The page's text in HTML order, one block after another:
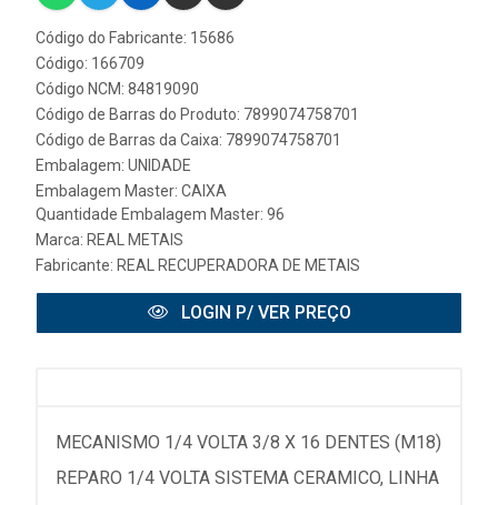
Código do Fabricante: 15686
Código: 166709
Código NCM: 84819090
Código de Barras do Produto: 7899074758701
Código de Barras da Caixa: 7899074758701
Embalagem: UNIDADE
Embalagem Master: CAIXA
Quantidade Embalagem Master: 96
Marca: REAL METAIS
Fabricante: REAL RECUPERADORA DE METAIS
LOGIN P/ VER PREÇO
MECANISMO 1/4 VOLTA 3/8 X 16 DENTES (M18)
REPARO 1/4 VOLTA SISTEMA CERAMICO, LINHA